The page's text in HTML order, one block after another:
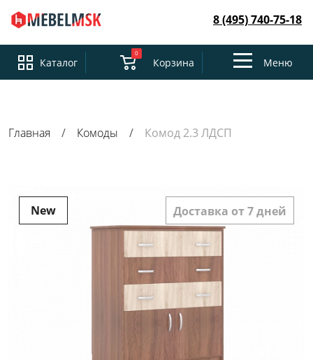
8 (495) 740-75-18
Каталог
0
Корзина
ToggleМеню
Главная Комоды Комод 2.3 ЛДСП
New Доставка от 7 дней